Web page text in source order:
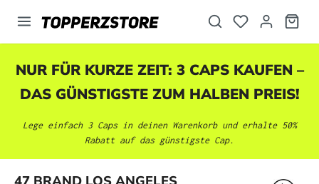
springen
NUR FÜR KURZE ZEIT: 3 CAPS KAUFEN –
DAS GÜNSTIGSTE ZUM HALBEN PREIS!
Lege einfach 3 Caps in deinen Warenkorb und erhalte 50%
Rabatt auf das günstigste Cap.
Bildergalerie überspringen